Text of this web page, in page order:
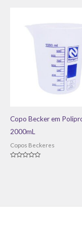
Copo Becker em
2000mL
Copos Beckeres